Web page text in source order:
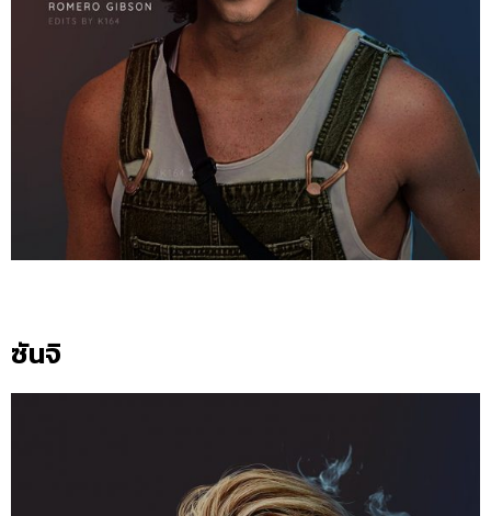
ซันจิ